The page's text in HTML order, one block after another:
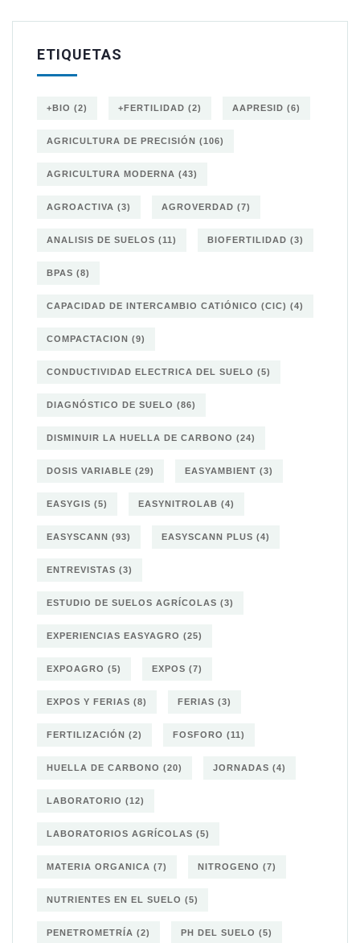
ETIQUETAS
+BIO (2) +FERTILIDAD (2) AAPRESID (6)
AGRICULTURA DE PRECISIÓN (106)
AGRICULTURA MODERNA (43)
AGROACTIVA (3) AGROVERDAD (7)
ANALISIS DE SUELOS (11) BIOFERTILIDAD (3)
BPAS (8)
CAPACIDAD DE INTERCAMBIO CATIÓNICO (CIC) (4)
COMPACTACION (9)
CONDUCTIVIDAD ELECTRICA DEL SUELO (5)
DIAGNÓSTICO DE SUELO (86)
DISMINUIR LA HUELLA DE CARBONO (24)
DOSIS VARIABLE (29) EASYAMBIENT (3)
EASYGIS (5) EASYNITROLAB (4)
EASYSCANN (93) EASYSCANN PLUS (4)
ENTREVISTAS (3)
ESTUDIO DE SUELOS AGRÍCOLAS (3)
EXPERIENCIAS EASYAGRO (25)
EXPOAGRO (5) EXPOS (7)
EXPOS Y FERIAS (8) FERIAS (3)
FERTILIZACIÓN (2) FOSFORO (11)
HUELLA DE CARBONO (20) JORNADAS (4)
LABORATORIO (12)
LABORATORIOS AGRÍCOLAS (5)
MATERIA ORGANICA (7) NITROGENO (7)
NUTRIENTES EN EL SUELO (5)
PENETROMETRÍA (2) PH DEL SUELO (5)